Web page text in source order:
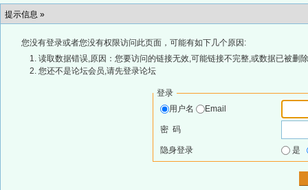
提示信息 »
您没有登录或者您没有权限访问此页面，可能有如下几个原因:
读取数据错误,原因：您要访问的链接无效,可能链接不完整,或数据已被删
您还不是论坛会员,请先登录论坛
登录
用户名
Email
密 码
隐身登录 是